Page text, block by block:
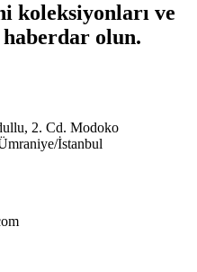
koleksiyonları ve
olun.
2. Cd. Modoko
İstanbul